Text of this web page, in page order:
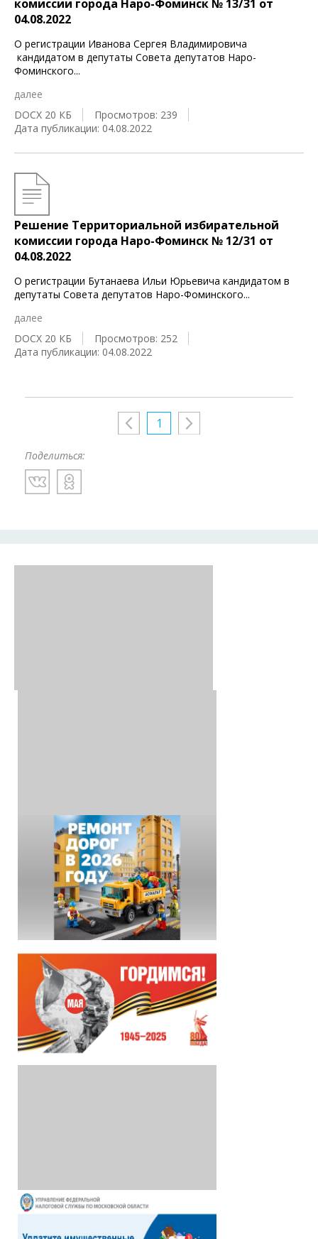
комиссии города Наро-Фоминск № 13/31 от
04.08.2022
О регистрации Иванова Сергея Владимировича
кандидатом в депутаты Совета депутатов Наро-
Фоминского...
далее
DOCX 20 КБ
Просмотров: 239
Дата публикации: 04.08.2022
Решение Территориальной избирательной
комиссии города Наро-Фоминск № 12/31 от
04.08.2022
О регистрации Бутанаева Ильи Юрьевича кандидатом в
депутаты Совета депутатов Наро-Фоминского...
далее
DOCX 20 КБ
Просмотров: 252
Дата публикации: 04.08.2022
1
Поделиться: